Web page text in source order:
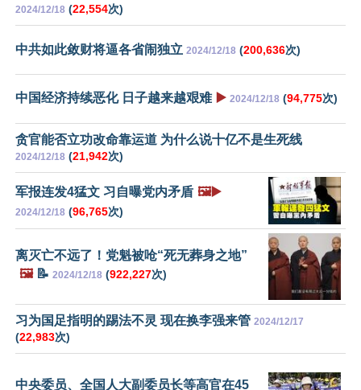
2024/12/18 (22,554次)
中共如此敛财将逼各省闹独立 2024/12/18 (200,636次)
中国经济持续恶化 日子越来越艰难 ▶️ 2024/12/18 (94,775次)
贪官能否立功改命靠运道 为什么说十亿不是生死线
2024/12/18 (21,942次)
军报连发4猛文 习自曝党内矛盾 🖼️▶️
2024/12/18 (96,765次)
离灭亡不远了！党魁被呛“死无葬身之地”
🖼️📝 2024/12/18 (922,227次)
习为国足指明的踢法不灵 现在换李强来管 2024/12/17
(22,983次)
中央委员、全国人大副委员长等高官在45